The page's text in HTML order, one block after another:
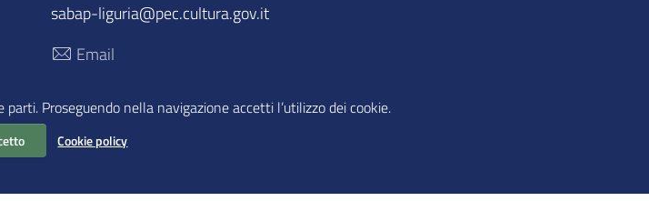
Proseguendo nella navigazione accetti l’utilizzo dei cookie.
Cookie policy
sabap-liguria@pec.cultura.gov.it
Email
|Tema grafico ItaliaWP2 | Basato sul Prototipo per siti PA di AgID